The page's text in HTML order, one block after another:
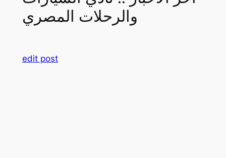
والرحلات المصري
edit post